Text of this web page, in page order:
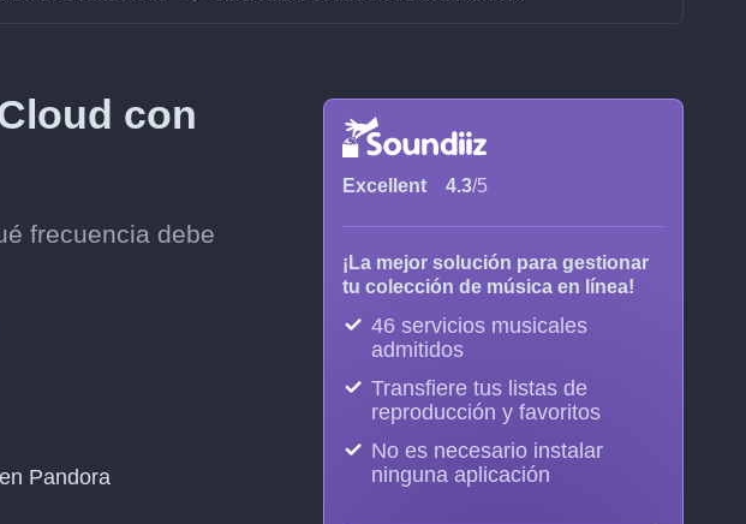
con
frecuencia debe
Pandora
Excellent 4.3/5
¡La mejor solución para gestionar
tu colección de música en línea!
46 servicios musicales
admitidos
Transfiere tus listas de
reproducción y favoritos
No es necesario instalar
ninguna aplicación